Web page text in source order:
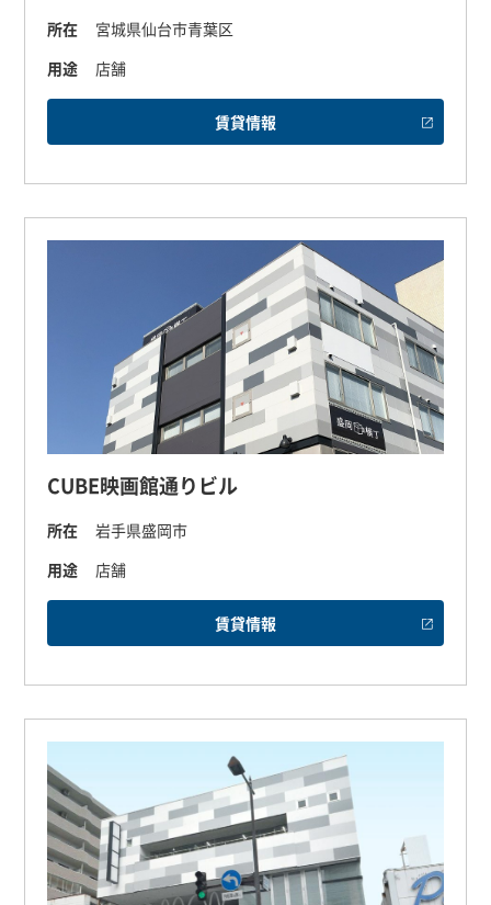
所在
宮城県仙台市青葉区
用途
店舗
賃貸情報
CUBE映画館通りビル
所在
岩手県盛岡市
用途
店舗
賃貸情報